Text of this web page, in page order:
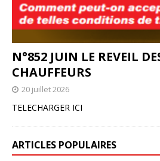
N°852 JUIN LE REVEIL
CHAUFFEURS
20 juillet 2026
TELECHARGER ICI
ARTICLES POPULAIRES